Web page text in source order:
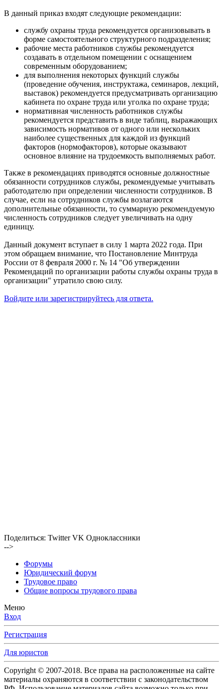
В данный приказ входят следующие рекомендации:
службу охраны труда рекомендуется организовывать в
форме самостоятельного структурного подразделения;
рабочие места работников службы рекомендуется
создавать в отдельном помещении с оснащением
современным оборудованием;
для выполнения некоторых функций службы
(проведение обучения, инструктажа, семинаров, лекций,
выставок) рекомендуется предусматривать организацию
кабинета по охране труда или уголка по охране труда;
нормативная численность работников службы
рекомендуется представить в виде таблиц, выражающих
зависимость нормативов от одного или нескольких
наиболее существенных для каждой из функций
факторов (нормофакторов), которые оказывают
основное влияние на трудоемкость выполняемых работ.
Также в рекомендациях приводятся основные должностные
обязанности сотрудников службы, рекомендуемые учитывать
работодателю при определении численности сотрудников. В
случае, если на сотрудников службы возлагаются
дополнительные обязанности, то суммарную рекомендуемую
численность сотрудников следует увеличивать на одну
единицу.
Данный документ вступает в силу 1 марта 2022 года. При
этом обращаем внимание, что Постановление Минтруда
России от 8 февраля 2000 г. № 14 "Об утверждении
Рекомендаций по организации работы службы охраны труда в
организации" утратило свою силу.
Войдите или зарегистрируйтесь для ответа.
Поделиться: Twitter VK Одноклассники
-->
Форумы
Юридический форум
Трудовое право
Общие вопросы трудового права
Меню
Вход
Регистрация
Для юристов
Copyright © 2007-2018. Все права на расположенные на сайте
материалы охраняются в соответствии с законодательством